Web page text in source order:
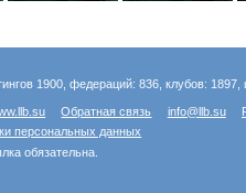
1900, федераций: 836, клубов:
Обратная связь info@llb.su
персональных данных
обязательна.